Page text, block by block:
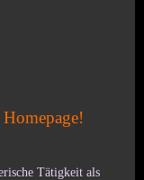
Tätigkeit als